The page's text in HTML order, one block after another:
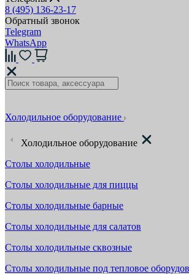
8 (495) 136-23-17
Обратный звонок
Telegram
WhatsApp
Холодильное оборудование
Холодильное оборудование
Столы холодильные
Столы холодильные для пиццы
Столы холодильные барные
Столы холодильные для салатов
Столы холодильные сквозные
Столы холодильные под тепловое